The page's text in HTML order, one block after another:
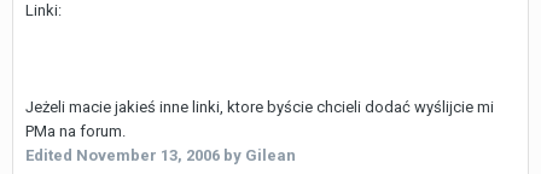
Linki:
Jeżeli macie jakieś inne linki, ktore byście chcieli dodać wyślijcie mi
PMa na forum.
Edited November 13, 2006 by Gilean